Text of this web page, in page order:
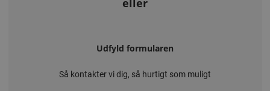
eller
Udfyld formularen
Så kontakter vi dig, så hurtigt som muligt